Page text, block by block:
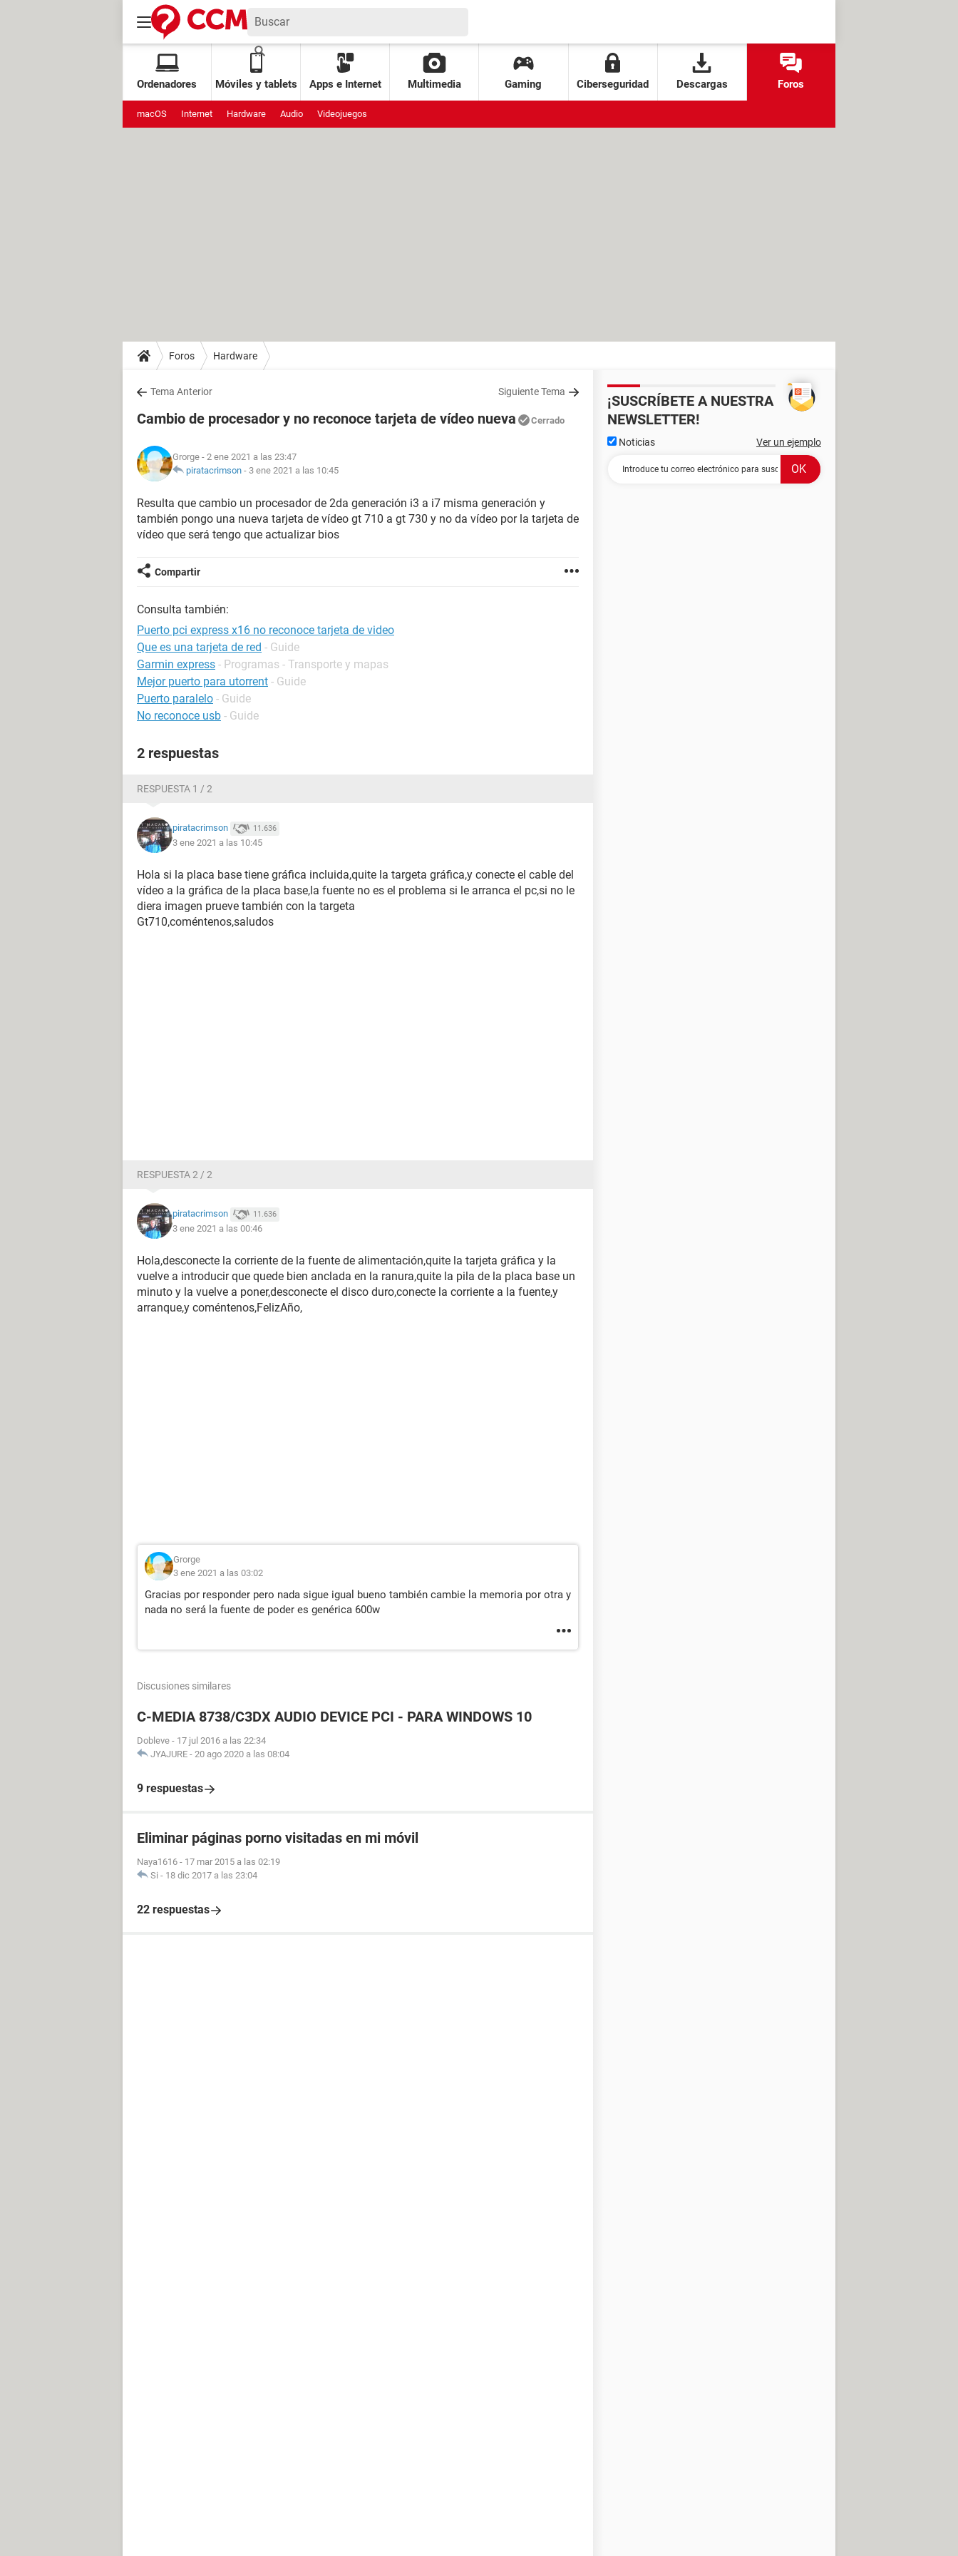
Ordenadores Móviles y tablets Apps e Internet Multimedia Gaming Ciberseguridad Descargas Foros
macOS Internet Hardware Audio Videojuegos
Foros Hardware
Tema Anterior Siguiente Tema
Cambio de procesador y no reconoce tarjeta de vídeo nueva Cerrado
Grorge - 2 ene 2021 a las 23:47
piratacrimson - 3 ene 2021 a las 10:45
Resulta que cambio un procesador de 2da generación i3 a i7 misma generación y
también pongo una nueva tarjeta de vídeo gt 710 a gt 730 y no da vídeo por la tarjeta de
vídeo que será tengo que actualizar bios
Compartir
Consulta también:
Puerto pci express x16 no reconoce tarjeta de video
Que es una tarjeta de red - Guide
Garmin express - Programas - Transporte y mapas
Mejor puerto para utorrent - Guide
Puerto paralelo - Guide
No reconoce usb - Guide
2 respuestas
RESPUESTA 1 / 2
piratacrimson 11.636
3 ene 2021 a las 10:45
Hola si la placa base tiene gráfica incluida,quite la targeta gráfica,y conecte el cable del
vídeo a la gráfica de la placa base,la fuente no es el problema si le arranca el pc,si no le
diera imagen prueve también con la targeta
Gt710,coméntenos,saludos
RESPUESTA 2 / 2
piratacrimson 11.636
3 ene 2021 a las 00:46
Hola,desconecte la corriente de la fuente de alimentación,quite la tarjeta gráfica y la
vuelve a introducir que quede bien anclada en la ranura,quite la pila de la placa base un
minuto y la vuelve a poner,desconecte el disco duro,conecte la corriente a la fuente,y
arranque,y coméntenos,FelizAño,
Grorge
3 ene 2021 a las 03:02
Gracias por responder pero nada sigue igual bueno también cambie la memoria por otra y
nada no será la fuente de poder es genérica 600w
Discusiones similares
C-MEDIA 8738/C3DX AUDIO DEVICE PCI - PARA WINDOWS 10
Dobleve - 17 jul 2016 a las 22:34
JYAJURE - 20 ago 2020 a las 08:04
9 respuestas
Eliminar páginas porno visitadas en mi móvil
Naya1616 - 17 mar 2015 a las 02:19
Si - 18 dic 2017 a las 23:04
22 respuestas
¡SUSCRÍBETE A NUESTRA
NEWSLETTER!
Noticias Ver un ejemplo